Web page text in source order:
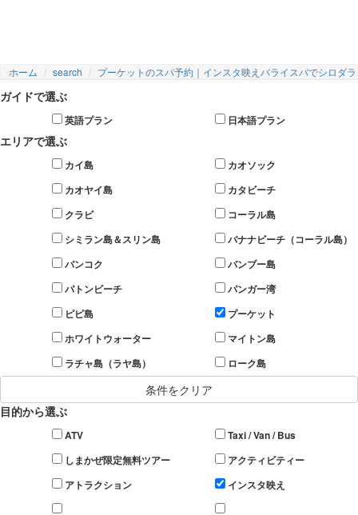
ホーム search プーケットのスパ予約｜インスタ映えバライスパでシロダ
ライスパ
#プーケット
#スパ/マッサージ
#インスタ映え
ガイドで選ぶ
英語プラン 日本語プラン
エリアで選ぶ
カイ島
カオソック
カオヤイ島
カタビーチ
クラビ
コーラル島
シミラン島＆スリン島
バナナビーチ（コーラル島）
バンコク
バンブー島
パトンビーチ
パンガー湾
ピピ島
プーケット
ホワイトウォーター
マイトン島
ラチャ島（ラヤ島）
ローク島
条件をクリア
目的から選ぶ
ATV
Taxi / Van / Bus
しまかぜ限定無料ツアー
アクティビティー
アトラクション
インスタ映え